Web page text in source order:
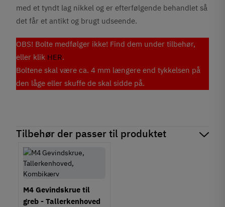
med et tyndt lag nikkel og er efterfølgende behandlet så
det får et antikt og brugt udseende.
OBS! Bolte medfølger ikke! Find dem under tilbehør,
eller klik HER.
Boltene skal være ca. 4 mm længere end tykkelsen på
den låge eller skuffe de skal sidde på.
Tilbehør der passer til produktet
M4 Gevindskrue til
greb - Tallerkenhoved